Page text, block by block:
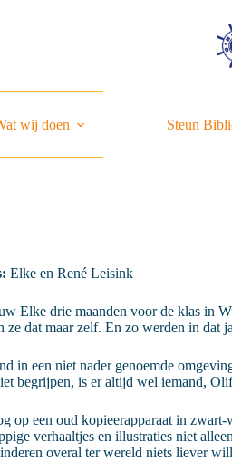
wij doen Steun
Elke en René Leisink
Elke drie maanden voor de klas in
dat maar zelf. En zo werden in
in een niet nader genoemde
begrijpen, is er altijd wel iemand,
op een oud kopieerapparaat in
verhaaltjes en illustraties niet
overal ter wereld niets liever